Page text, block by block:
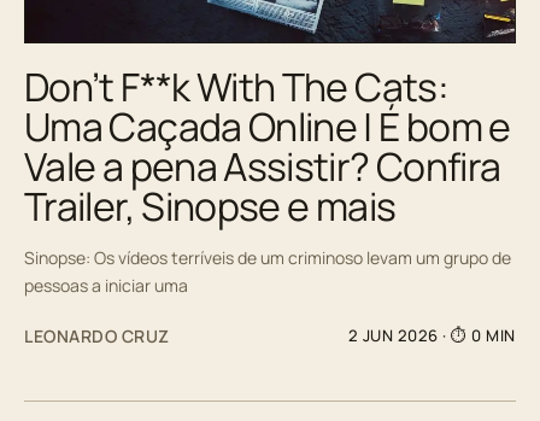
Don’t F**k With The Cats:
Uma Caçada Online | É bom e
Vale a pena Assistir? Confira
Trailer, Sinopse e mais
Sinopse: Os vídeos terríveis de um criminoso levam um grupo de
pessoas a iniciar uma
LEONARDO CRUZ 2 JUN 2026 · ⏱ 0 MIN